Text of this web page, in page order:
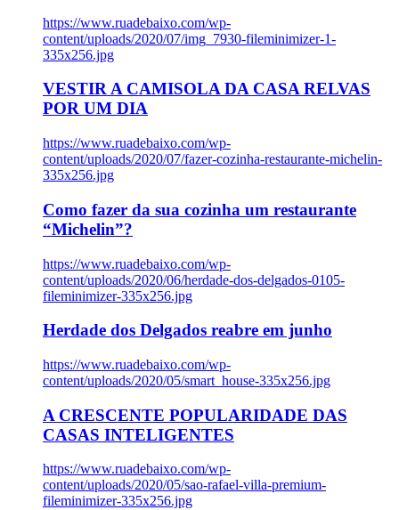
https://www.ruadebaixo.com/wp-
content/uploads/2020/07/img_7930-fileminimizer-1-
335x256.jpg
VESTIR A CAMISOLA DA CASA RELVAS
POR UM DIA
https://www.ruadebaixo.com/wp-
content/uploads/2020/07/fazer-cozinha-restaurante-michelin-
335x256.jpg
Como fazer da sua cozinha um restaurante
“Michelin”?
https://www.ruadebaixo.com/wp-
content/uploads/2020/06/herdade-dos-delgados-0105-
fileminimizer-335x256.jpg
Herdade dos Delgados reabre em junho
https://www.ruadebaixo.com/wp-
content/uploads/2020/05/smart_house-335x256.jpg
A CRESCENTE POPULARIDADE DAS
CASAS INTELIGENTES
https://www.ruadebaixo.com/wp-
content/uploads/2020/05/sao-rafael-villa-premium-
fileminimizer-335x256.jpg